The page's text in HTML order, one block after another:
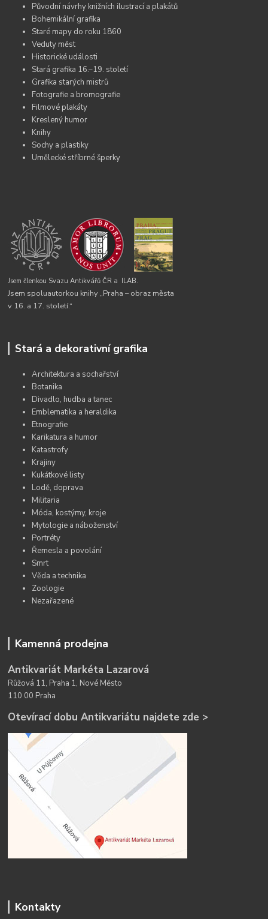
Původní návrhy knižních ilustrací a plakátů
Bohemikální grafika
Staré mapy do roku 1860
Veduty měst
Historické události
Stará grafika 16.–19. století
Grafika starých mistrů
Fotografie a bromografie
Filmové plakáty
Kreslený humor
Knihy
Sochy a plastiky
Umělecké stříbrné šperky
Jsem členkou Svazu Antikvářů ČR a ILAB.
Jsem spoluautorkou knihy „Praha – obraz města
v 16. a 17. století.“
Stará a dekorativní grafika
Architektura a sochařství
Botanika
Divadlo, hudba a tanec
Emblematika a heraldika
Etnografie
Karikatura a humor
Katastrofy
Krajiny
Kukátkové listy
Lodě, doprava
Militaria
Móda, kostýmy, kroje
Mytologie a náboženství
Portréty
Řemesla a povolání
Smrt
Věda a technika
Zoologie
Nezařazené
Kamenná prodejna
Antikvariát Markéta Lazarová
Růžová 11, Praha 1, Nové Město
110 00 Praha
Otevírací dobu Antikvariátu najdete zde >
Kontakty